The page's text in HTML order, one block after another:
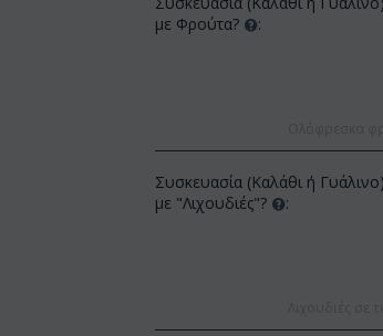
€55.00 €49.99
με Φρούτα?
:
Συσκευασία (Καλάθι ή Γυάλινο)
με "Λιχουδιές"?
: